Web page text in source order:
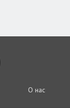
О нас